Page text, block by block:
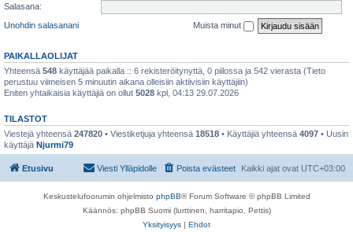
Salasana:
Unohdin salasanani
Muista minut
PAIKALLAOLIJAT
Yhteensä 548 käyttäjää paikalla :: 6 rekisteröitynyttä, 0 piilossa ja 542 vierasta (Tieto
perustuu viimeisen 5 minuutin aikana olleisiin aktiivisiin käyttäjiin)
Eniten yhtaikaisia käyttäjiä on ollut 5028 kpl, 04:13 29.07.2026
TILASTOT
Viestejä yhteensä 247820 • Viestiketjuja yhteensä 18518 • Käyttäjiä yhteensä 4097 • Uusin
käyttäjä Njurmi79
Etusivu Kaikki ajat ovat UTC+03:00
Poista evästeet
Viesti Ylläpidolle
Keskustelufoorumin ohjelmisto phpBB® Forum Software © phpBB Limited
Käännös: phpBB Suomi (lurttinen, harritapio, Pettis)
Yksityisyys | Ehdot